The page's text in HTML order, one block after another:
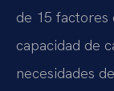
de 15 factores
capacidad de
necesidades